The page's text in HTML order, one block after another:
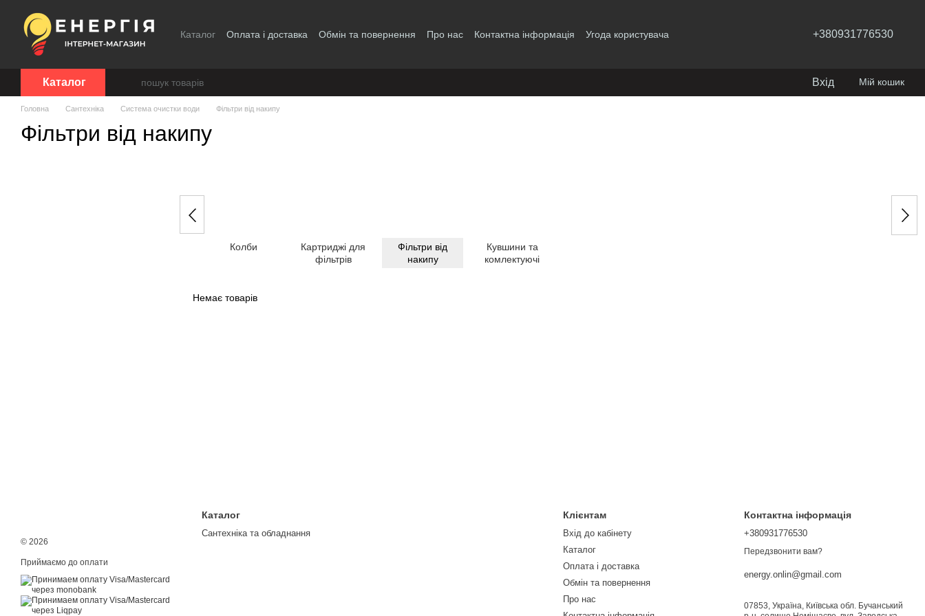
Каталог Оплата і доставка Обмін та повернення Про нас Контактна інформація Угода користувача +380931776530
Каталог Вхід Мій кошик
Головна Сантехніка Система очистки води Фільтри від накипу
Фільтри від накипу
Колби
Картриджі для
фільтрів
Фільтри від
накипу
Кувшини та
комлектуючі
Немає товарів
© 2026
Приймаємо до оплати
Каталог
Сантехніка та обладнання
Клієнтам
Вхід до кабінету
Каталог
Оплата і доставка
Обмін та повернення
Про нас
Контактна інформація
+380931776530
Передзвонити вам?
energy.onlin@gmail.com
07853, Україна, Київська обл. Бучанський